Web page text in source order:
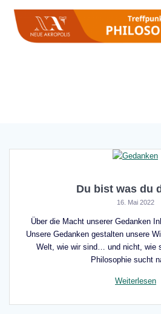
Inhalt
Du bist was du
16. Mai 2022
Über die Macht unserer Gedanken
Unsere Gedanken gestalten unsere
Welt, wie wir sind… und nicht, wie
Philosophie sucht
Weiterlesen